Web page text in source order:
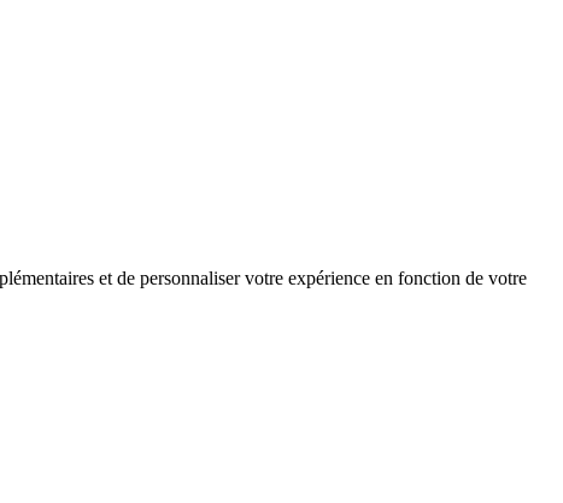
et de personnaliser votre expérience en fonction de votre